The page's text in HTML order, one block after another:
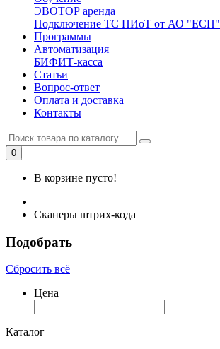
ЭВОТОР аренда
Подключение ТС ПИоТ от АО "ЕСП"
Программы
Автоматизация
БИФИТ-касса
Статьи
Вопрос-ответ
Оплата и доставка
Контакты
0
В корзине пусто!
Сканеры штрих-кода
Подобрать
Сбросить всё
Цена
Каталог